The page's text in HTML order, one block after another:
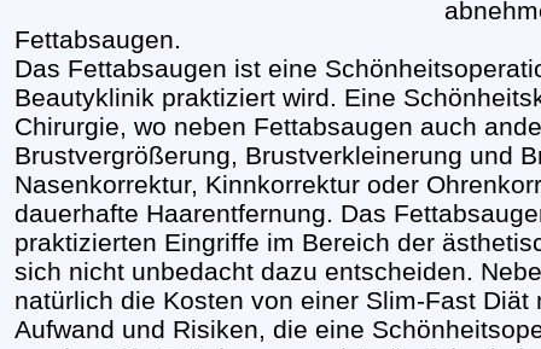
Fettabsaugen.
Das Fettabsaugen ist eine
Beautyklinik praktiziert wird. Eine
Chirurgie, wo neben Fettabsaugen auch
Brustvergrößerung, Brustverkleinerung und
Nasenkorrektur, Kinnkorrektur oder
dauerhafte Haarentfernung. Das
praktizierten Eingriffe im Bereich der
sich nicht unbedacht dazu entscheiden.
natürlich die Kosten von einer Slim-Fast
Aufwand und Risiken, die eine